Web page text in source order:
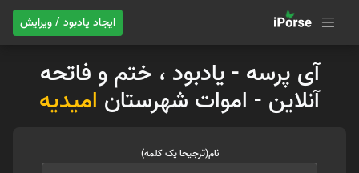
ایجاد یادبود / ویرایش
آی پرسه - یادبود ، ختم و فاتحه
آنلاین - اموات شهرستان امیدیه
نام(ترجیحا یک کلمه)